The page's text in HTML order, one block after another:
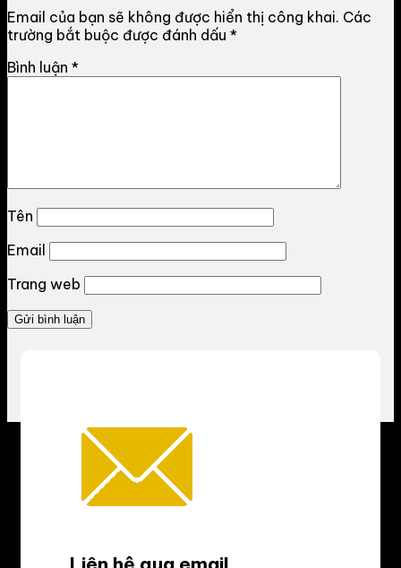
Email của bạn sẽ không được hiển thị công khai. Các
trường bắt buộc được đánh dấu *
Bình luận *
Tên
Email
Trang web